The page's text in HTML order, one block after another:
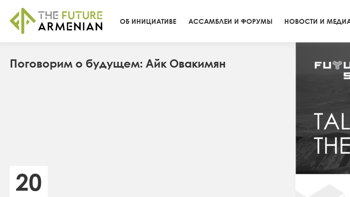
ОБ ИНИЦИАТИВЕ АССАМБЛЕИ И ФОРУМЫ НОВОСТИ И
Поговорим о будущем: Айк Овакимян
20